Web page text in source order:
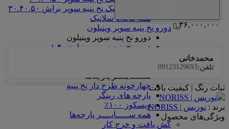
ماندانا سلانیک نخ پنبه سوپر براش ۳۰.۴۰.۵۰
همه ماندانا سلانیک
دورو نخ پنبه سوپر وینیلون
دورو نخ پنبه سوپر وینیلون
دورو نخ پنبه سوپر وینیلون۱.۴۰
ســـــایــــر پارچه‌ها
ســـــایــــر پارچه‌ها
چهارخونه طرح دار نخ پنبه
پارچه های رینگر
ویسکوز ۱۰۰٪
همه ســـــایــــر پارچه‌ها
کش بافت و خرج کار
۳۶,۰۰۰,۰۰۰
محمدخانی
تلفن:09123129693
ثبات رنگ | کیفیت بافت
برند : نوریس | NORISS
ویژگی‌های محصول